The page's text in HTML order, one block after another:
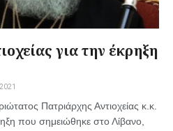
για την έκρηξη
Πατριάρχης Αντιοχείας κ.κ.
που σημειώθηκε στο Λίβανο,